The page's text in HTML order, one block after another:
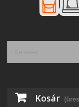
Kosár